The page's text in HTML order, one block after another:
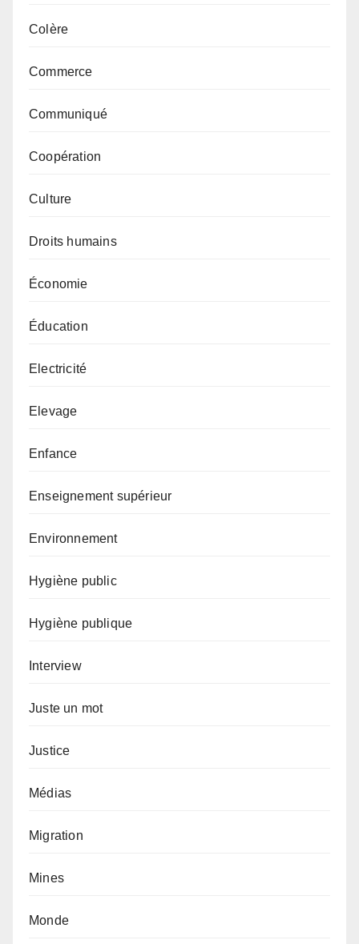
Colère
Commerce
Communiqué
Coopération
Culture
Droits humains
Économie
Éducation
Electricité
Elevage
Enfance
Enseignement supérieur
Environnement
Hygiène public
Hygiène publique
Interview
Juste un mot
Justice
Médias
Migration
Mines
Monde